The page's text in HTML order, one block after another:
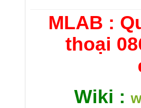
MLAB :
thoại
Wiki :